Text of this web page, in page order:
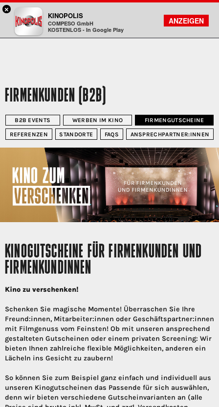
Kinopolis
FILMSUCHE
KONTO
FIRMENKUNDEN (B2B)
B2B EVENTS WERBEN IM KINO FIRMENGUTSCHEINE
REFERENZEN STANDORTE FAQS ANSPRECHPARTNER:INNEN
KINOGUTSCHEINE FÜR FIRMENKUNDEN UND
FIRMENKUNDINNEN
Kino zu verschenken!
Schenken Sie magische Momente! Überraschen Sie Ihre
Freund:innen, Mitarbeiter:innen oder Geschäftspartner:innen
mit Filmgenuss vom Feinsten! Ob mit unseren ansprechend
gestalteten Gutscheinen oder einem privaten Screening: Wir
bieten Ihnen zahlreiche flexible Möglichkeiten, anderen ein
Lächeln ins Gesicht zu zaubern!
So können Sie zum Beispiel ganz einfach und individuell aus
unseren Kinogutscheinen das Passende für sich auswählen,
denn wir bieten verschiedene Gutscheinvarianten an (alle
×
KINOPOLIS
COMPESO GmbH
KOSTENLOS - In Google Play
ANZEIGEN